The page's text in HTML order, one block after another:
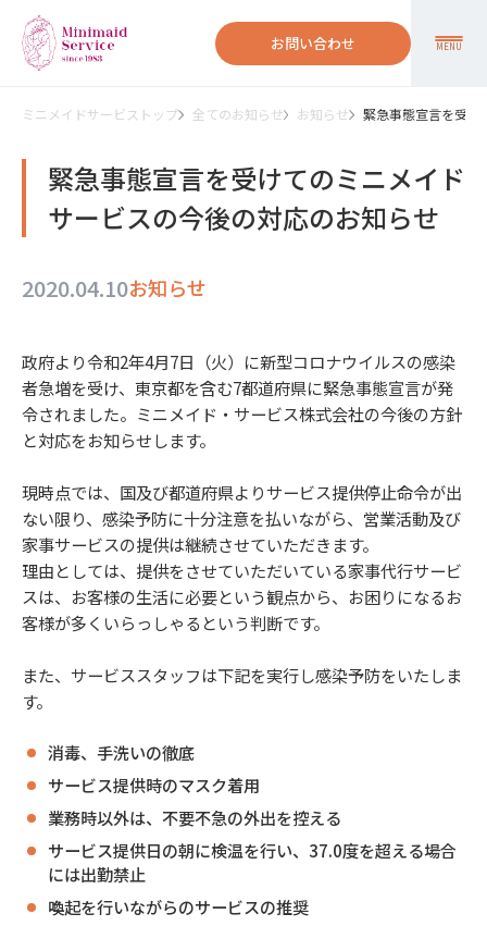
お問い合わせ MENU
ミニメイドサービストップ 全てのお知らせ お知らせ 緊急事態宣言を受け
緊急事態宣言を受けてのミニメイド
サービスの今後の対応のお知らせ
2020.04.10お知らせ
政府より令和2年4月7日（火）に新型コロナウイルスの感染
者急増を受け、東京都を含む7都道府県に緊急事態宣言が発
令されました。ミニメイド・サービス株式会社の今後の方針
と対応をお知らせします。
現時点では、国及び都道府県よりサービス提供停止命令が出
ない限り、感染予防に十分注意を払いながら、営業活動及び
家事サービスの提供は継続させていただきます。
理由としては、提供をさせていただいている家事代行サービ
スは、お客様の生活に必要という観点から、お困りになるお
客様が多くいらっしゃるという判断です。
また、サービススタッフは下記を実行し感染予防をいたしま
す。
消毒、手洗いの徹底
サービス提供時のマスク着用
業務時以外は、不要不急の外出を控える
サービス提供日の朝に検温を行い、37.0度を超える場合
には出勤禁止
喚起を行いながらのサービスの推奨